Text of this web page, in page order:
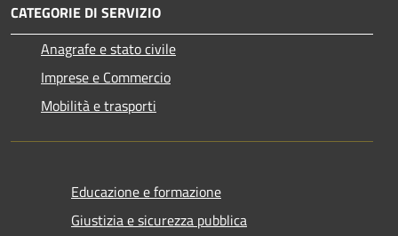
CATEGORIE DI SERVIZIO
Anagrafe e stato civile
Imprese e Commercio
Mobilità e trasporti
Educazione e formazione
Giustizia e sicurezza pubblica